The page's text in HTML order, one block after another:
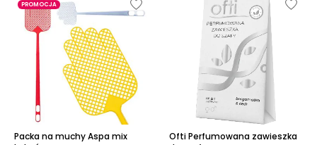
PROMOCJA
Packa na muchy Aspa mix
Ofti Perfumowana zawieszka